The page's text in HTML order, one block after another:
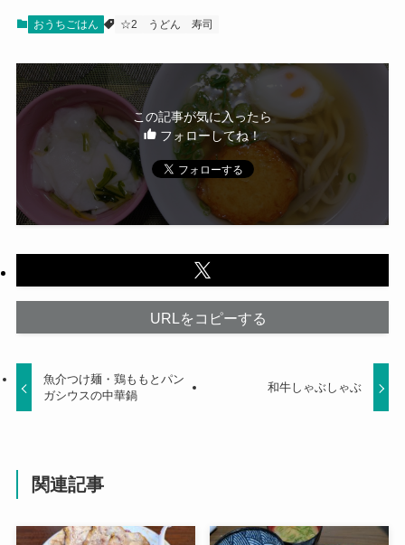
おうちごはん ☆2 うどん 寿司
この記事が気に入ったら
フォローしてね！
URLをコピーする
魚介つけ麺・鶏ももとパン
ガシウスの中華鍋
和牛しゃぶしゃぶ
関連記事